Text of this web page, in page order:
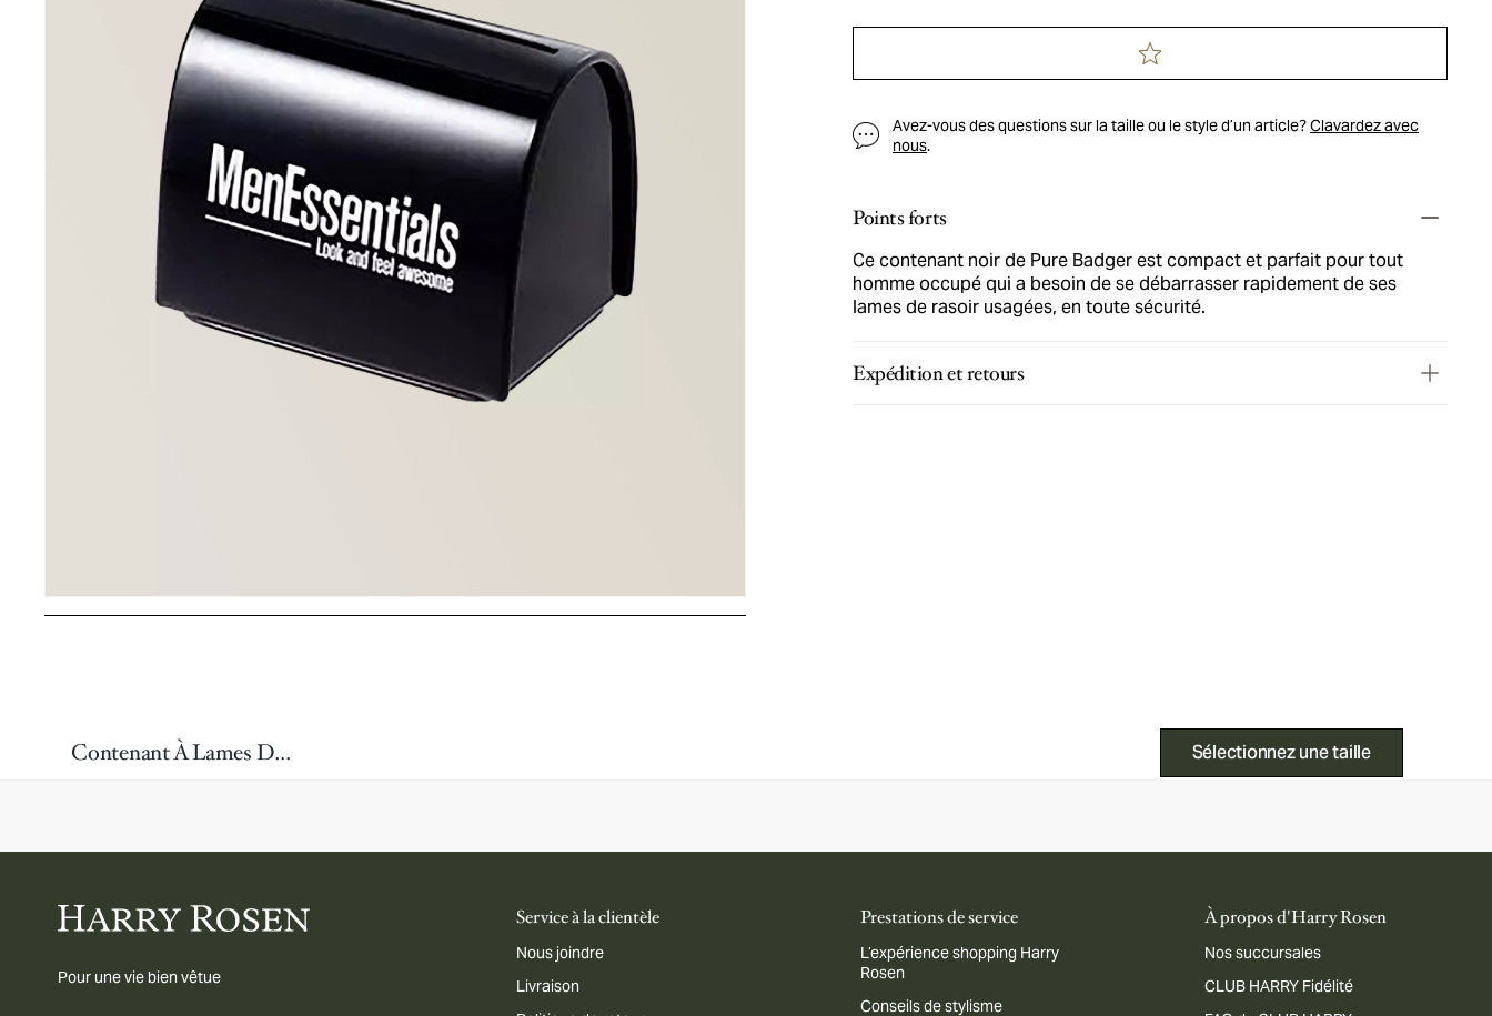
Avez-vous des questions sur la taille ou le style d’un article?Clavardez avec
nous.
Points forts
Ce contenant noir de Pure Badger est compact et parfait pour tout
homme occupé qui a besoin de se débarrasser rapidement de ses
lames de rasoir usagées, en toute sécurité.
Expédition et retours
Contenant À Lames De Rasoir Usagées Sélectionnez une taille
Pour une vie bien vêtue
Service à la clientèle
Nous joindre
Livraison
Prestations de service
L’expérience shopping Harry
Rosen
Conseils de stylisme
À propos d'Harry Rosen
Nos succursales
CLUB HARRY Fidélité